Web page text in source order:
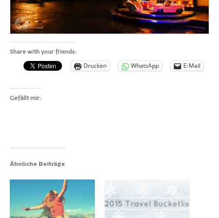
Share with your friends:
Drucken WhatsApp E-Mail
Gefällt mir:
Ähnliche Beiträge